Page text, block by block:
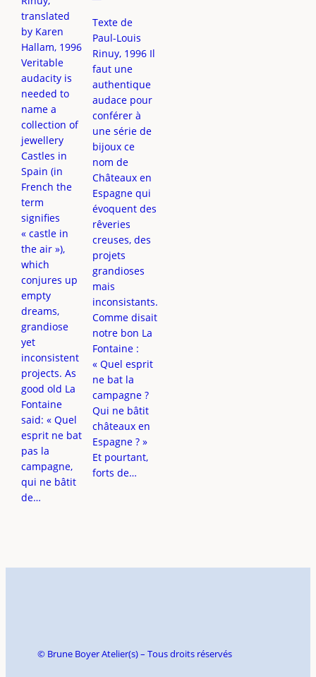
translated
by Karen
Hallam, 1996
Veritable
audacity is
needed to
name a
collection of
jewellery
Castles in
Spain (in
French the
term
signifies
« castle in
the air »),
which
conjures up
empty
dreams,
grandiose
yet
inconsistent
projects. As
good old La
Fontaine
said: « Quel
esprit ne bat
pas la
campagne,
qui ne bâtit
de…
Texte de
Paul-Louis
Rinuy, 1996 Il
faut une
authentique
audace pour
conférer à
une série de
bijoux ce
nom de
Châteaux en
Espagne qui
évoquent des
rêveries
creuses, des
projets
grandioses
mais
inconsistants.
Comme disait
notre bon La
Fontaine :
« Quel esprit
ne bat la
campagne ?
Qui ne bâtit
châteaux en
Espagne ? »
Et pourtant,
forts de…
© Brune Boyer Atelier(s) – Tous droits réservés